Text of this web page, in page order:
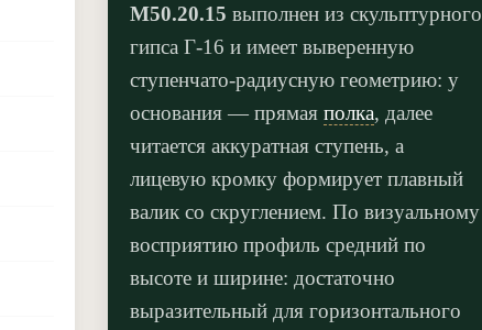
М50.20.15 выполнен из скульптурного
гипса Г-16 и имеет выверенную
ступенчато-радиусную геометрию: у
основания — прямая полка, далее
читается аккуратная ступень, а
лицевую кромку формирует плавный
валик со скруглением. По визуальному
восприятию профиль средний по
высоте и ширине: достаточно
выразительный для горизонтального